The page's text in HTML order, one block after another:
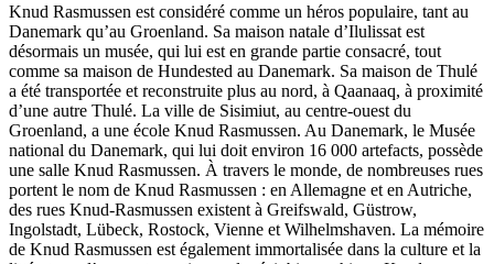
Knud Rasmussen est considéré comme un héros populaire, tant au
Danemark qu’au Groenland. Sa maison natale d’Ilulissat est
désormais un musée, qui lui est en grande partie consacré, tout
comme sa maison de Hundested au Danemark. Sa maison de Thulé
a été transportée et reconstruite plus au nord, à Qaanaaq, à proximité
d’une autre Thulé. La ville de Sisimiut, au centre-ouest du
Groenland, a une école Knud Rasmussen. Au Danemark, le Musée
national du Danemark, qui lui doit environ 16 000 artefacts, possède
une salle Knud Rasmussen. À travers le monde, de nombreuses rues
portent le nom de Knud Rasmussen : en Allemagne et en Autriche,
des rues Knud-Rasmussen existent à Greifswald, Güstrow,
Ingolstadt, Lübeck, Rostock, Vienne et Wilhelmshaven. La mémoire
de Knud Rasmussen est également immortalisée dans la culture et la